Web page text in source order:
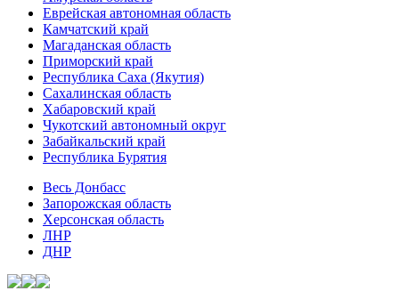
Еврейская автономная область
Камчатский край
Магаданская область
Приморский край
Республика Саха (Якутия)
Сахалинская область
Хабаровский край
Чукотский автономный округ
Забайкальский край
Республика Бурятия
Весь Донбасс
Запорожская область
Херсонская область
ЛНР
ДНР